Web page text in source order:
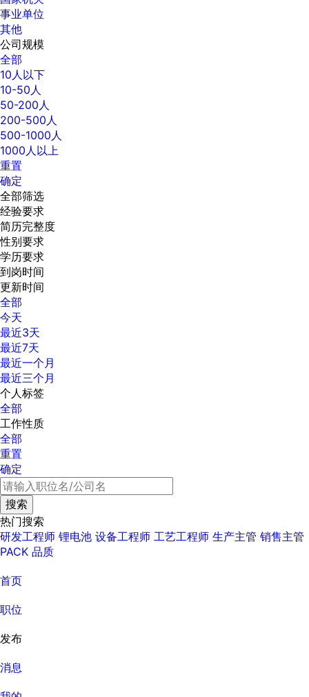
事业单位
其他
公司规模
全部
10人以下
10-50人
50-200人
200-500人
500-1000人
1000人以上
重置
确定
全部筛选
经验要求
简历完整度
性别要求
学历要求
到岗时间
更新时间
全部
今天
最近3天
最近7天
最近一个月
最近三个月
个人标签
全部
工作性质
全部
重置
确定
热门搜索
研发工程师 锂电池 设备工程师 工艺工程师 生产主管 销售主管
PACK 品质
首页
职位
发布
消息